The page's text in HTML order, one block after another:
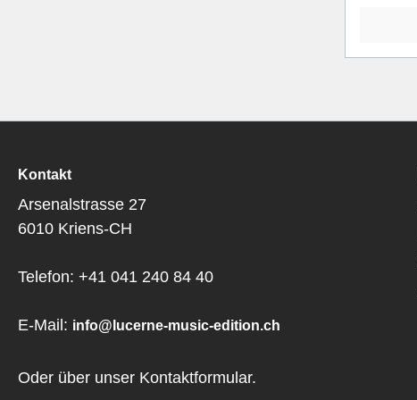
Kontakt
Arsenalstrasse 27
6010 Kriens-CH
Telefon: +41 041 240 84 40
E-Mail: info@lucerne-music-edition.ch
Oder über unser Kontaktformular.